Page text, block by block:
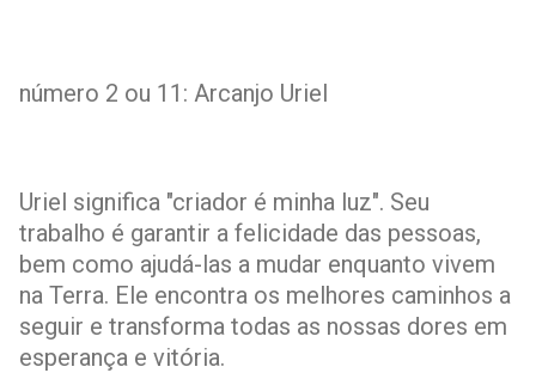
número 2 ou 11: Arcanjo Uriel
Uriel significa "criador é minha luz". Seu
trabalho é garantir a felicidade das pessoas,
bem como ajudá-las a mudar enquanto vivem
na Terra. Ele encontra os melhores caminhos a
seguir e transforma todas as nossas dores em
esperança e vitória.